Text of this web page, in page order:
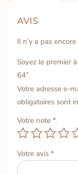
AVIS
Il n’y a pas encore
Soyez le premier
64”
Votre adresse e-
obligatoires sont
Votre note *
Votre avis *